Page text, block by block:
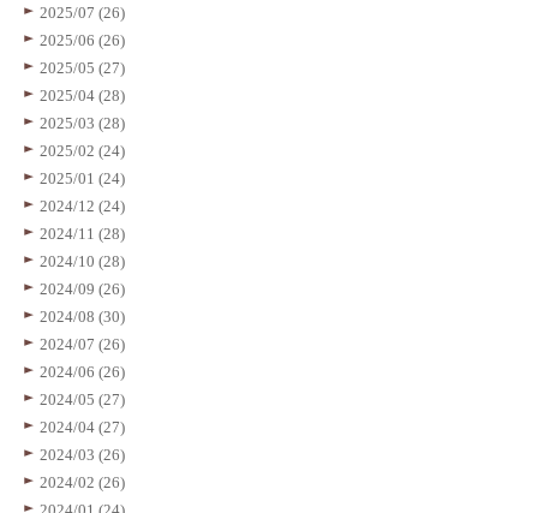
2025/07 (26)
2025/06 (26)
2025/05 (27)
2025/04 (28)
2025/03 (28)
2025/02 (24)
2025/01 (24)
2024/12 (24)
2024/11 (28)
2024/10 (28)
2024/09 (26)
2024/08 (30)
2024/07 (26)
2024/06 (26)
2024/05 (27)
2024/04 (27)
2024/03 (26)
2024/02 (26)